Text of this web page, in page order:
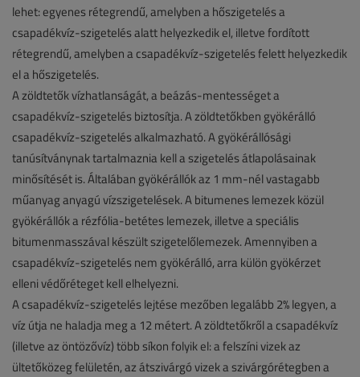
lehet: egyenes rétegrendű, amelyben a hőszigetelés a
csapadékvíz-szigetelés alatt helyezkedik el, illetve fordított
rétegrendű, amelyben a csapadékvíz-szigetelés felett helyezkedik
el a hőszigetelés.
A zöldtetők vízhatlanságát, a beázás-mentességet a
csapadékvíz-szigetelés biztosítja. A zöldtetőkben gyökérálló
csapadékvíz-szigetelés alkalmazható. A gyökérállósági
tanúsítványnak tartalmaznia kell a szigetelés átlapolásainak
minősítését is. Általában gyökérállók az 1 mm-nél vastagabb
műanyag anyagú vízszigetelések. A bitumenes lemezek közül
gyökérállók a rézfólia-betétes lemezek, illetve a speciális
bitumenmasszával készült szigetelőlemezek. Amennyiben a
csapadékvíz-szigetelés nem gyökérálló, arra külön gyökérzet
elleni védőréteget kell elhelyezni.
A csapadékvíz-szigetelés lejtése mezőben legalább 2% legyen, a
víz útja ne haladja meg a 12 métert. A zöldtetőkről a csapadékvíz
(illetve az öntözővíz) több síkon folyik el: a felszíni vizek az
ültetőközeg felületén, az átszivárgó vizek a szivárgórétegben a